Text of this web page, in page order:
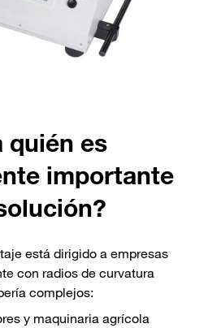
quién es
importante
está dirigido a empresas
con radios de curvatura
complejos:
y maquinaria agrícola